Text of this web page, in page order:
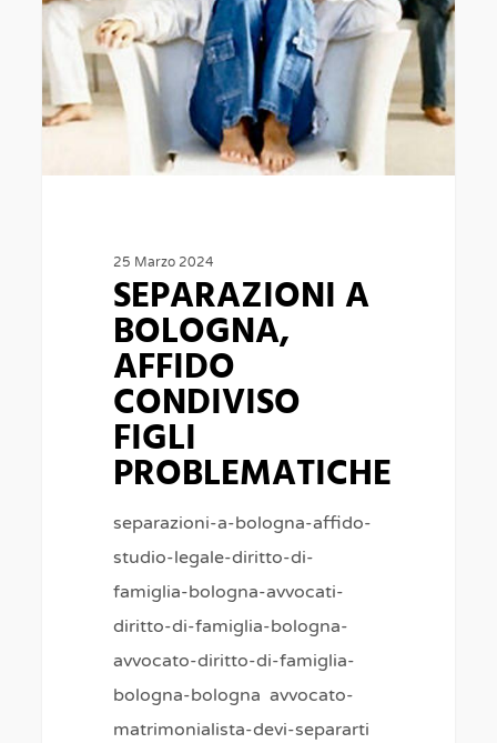
FIGLI
PROBLEMATICHE
25 Marzo 2024
SEPARAZIONI A
BOLOGNA,
AFFIDO
CONDIVISO
FIGLI
PROBLEMATICHE
separazioni-a-bologna-affido-
studio-legale-diritto-di-
famiglia-bologna-avvocati-
diritto-di-famiglia-bologna-
avvocato-diritto-di-famiglia-
bologna-bologna avvocato-
matrimonialista-devi-separarti